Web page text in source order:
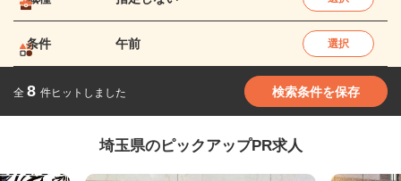
条件 午前 選択
全 8 件ヒットしました 検索条件を保存
埼玉県のピックアップPR求人